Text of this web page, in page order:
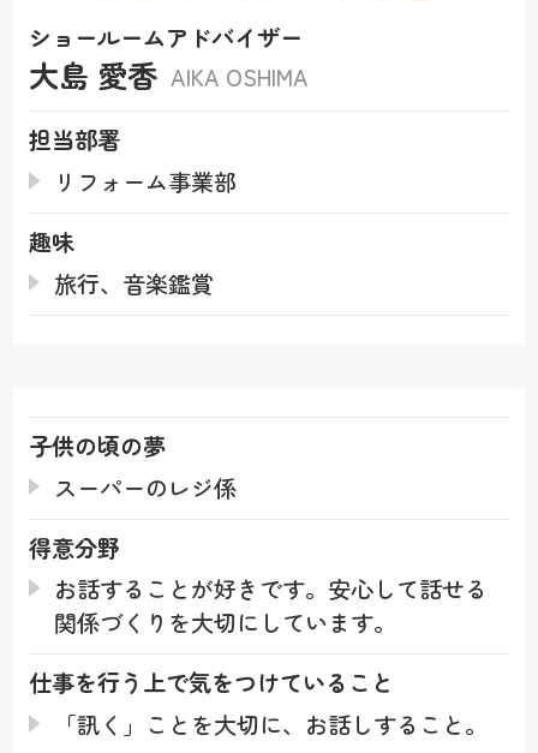
ショールームアドバイザー
大島 愛香 AIKA OSHIMA
担当部署
リフォーム事業部
趣味
旅行、音楽鑑賞
子供の頃の夢
スーパーのレジ係
得意分野
お話することが好きです。安心して話せる
関係づくりを大切にしています。
仕事を行う上で気をつけていること
「訊く」ことを大切に、お話しすること。